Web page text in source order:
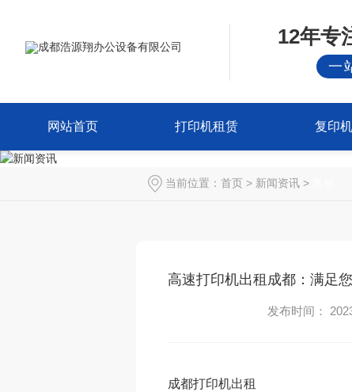
12年专
一
网站首页 打印机租赁 复印
当前位置： 首页 > 新闻资讯 >
高速打印机出租成都：满足
发布时间：
成都打印机出租